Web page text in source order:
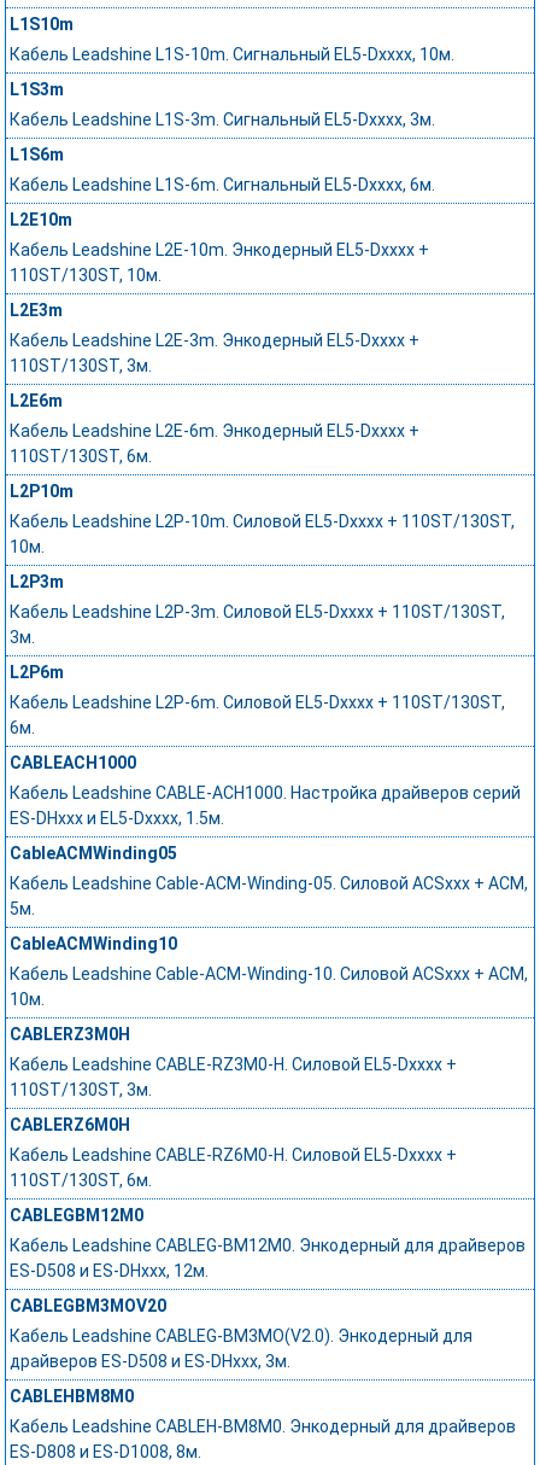
L1S10m
Кабель Leadshine L1S-10m. Сигнальный EL5-Dxxxx, 10м.
L1S3m
Кабель Leadshine L1S-3m. Сигнальный EL5-Dxxxx, 3м.
L1S6m
Кабель Leadshine L1S-6m. Сигнальный EL5-Dxxxx, 6м.
L2E10m
Кабель Leadshine L2E-10m. Энкодерный EL5-Dxxxx +
110ST/130ST, 10м.
L2E3m
Кабель Leadshine L2E-3m. Энкодерный EL5-Dxxxx +
110ST/130ST, 3м.
L2E6m
Кабель Leadshine L2E-6m. Энкодерный EL5-Dxxxx +
110ST/130ST, 6м.
L2P10m
Кабель Leadshine L2P-10m. Силовой EL5-Dxxxx + 110ST/130ST,
10м.
L2P3m
Кабель Leadshine L2P-3m. Силовой EL5-Dxxxx + 110ST/130ST,
3м.
L2P6m
Кабель Leadshine L2P-6m. Силовой EL5-Dxxxx + 110ST/130ST,
6м.
CABLEACH1000
Кабель Leadshine CABLE-ACH1000. Настройка драйверов серий
ES-DHxxx и EL5-Dxxxx, 1.5м.
CableACMWinding05
Кабель Leadshine Cable-ACM-Winding-05. Силовой ACSxxx + ACM,
5м.
CableACMWinding10
Кабель Leadshine Cable-ACM-Winding-10. Силовой ACSxxx + ACM,
10м.
CABLERZ3M0H
Кабель Leadshine CABLE-RZ3M0-H. Силовой EL5-Dxxxx +
110ST/130ST, 3м.
CABLERZ6M0H
Кабель Leadshine CABLE-RZ6M0-H. Силовой EL5-Dxxxx +
110ST/130ST, 6м.
CABLEGBM12M0
Кабель Leadshine CABLEG-BM12M0. Энкодерный для драйверов
ES-D508 и ES-DHxxx, 12м.
CABLEGBM3MOV20
Кабель Leadshine CABLEG-BM3MO(V2.0). Энкодерный для
драйверов ES-D508 и ES-DHxxx, 3м.
CABLEHBM8M0
Кабель Leadshine CABLEH-BM8M0. Энкодерный для драйверов
ES-D808 и ES-D1008, 8м.